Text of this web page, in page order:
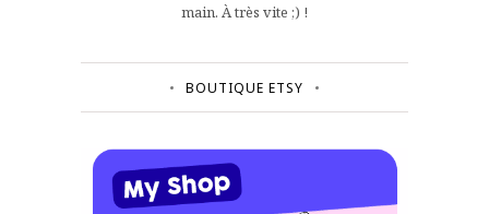
main. À très vite ;) !
BOUTIQUE ETSY